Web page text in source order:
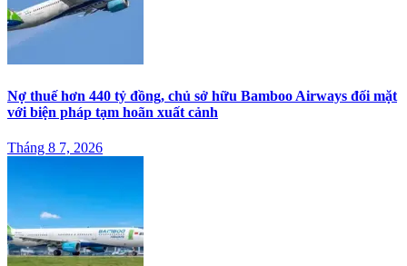
Nợ thuế hơn 440 tỷ đồng, chủ sở hữu Bamboo Airways đối mặt
với biện pháp tạm hoãn xuất cảnh
Tháng 8 7, 2026